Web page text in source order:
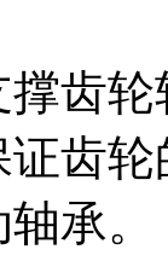
齿
齿
承。